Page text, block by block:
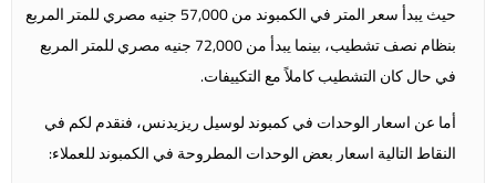
حيث يبدأ سعر المتر في الكمبوند من 57,000 جنيه مصري للمتر المربع
بنظام نصف تشطيب، بينما يبدأ من 72,000 جنيه مصري للمتر المربع
في حال كان التشطيب كاملاً مع التكييفات.
أما عن اسعار الوحدات في كمبوند لوسيل ريزيدنس، فنقدم لكم في
النقاط التالية اسعار بعض الوحدات المطروحة في الكمبوند للعملاء: